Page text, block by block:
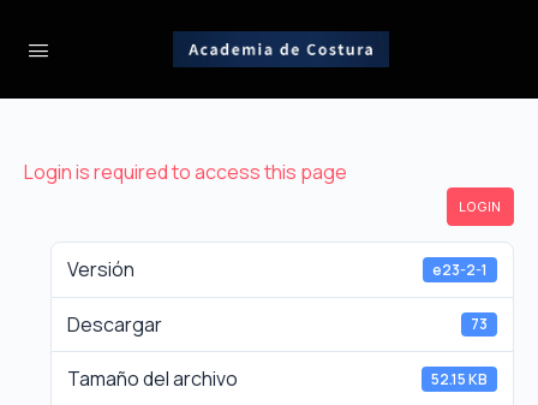
Login is required to access this page
LOGIN
Versión e23-2-1
Descargar 73
Tamaño del archivo 52.15 KB